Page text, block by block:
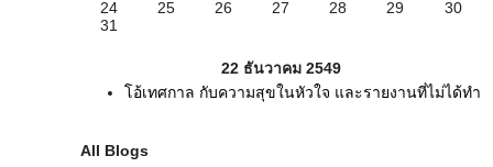
24
25 26 27 28 29
30
31
22 ธันวาคม 2549
โอ้เทศกาล กับความสุขในหัวใจ และรายงานที่ไม่ได้ทำ
All Blogs